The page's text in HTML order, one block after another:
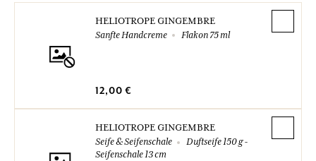
HELIOTROPE GINGEMBRE
Sanfte Handcreme
Flakon 75 ml
12,00 €
HELIOTROPE GINGEMBRE
Seife & Seifenschale
Duftseife 150 g -
Seifenschale 13 cm